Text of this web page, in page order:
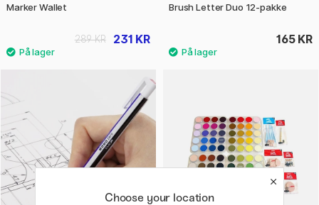
Marker Wallet
231 KR
289 KR
Brush Letter Duo 12-pakke
165 KR
Choose your location